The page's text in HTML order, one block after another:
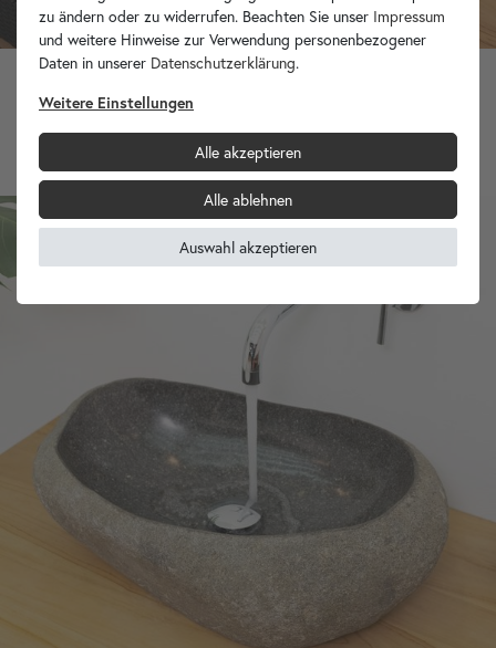
Fossiles Holz Waschbecken 57 x 42 x 15 cm
699,90 €
zu ändern oder zu widerrufen. Beachten Sie unser Impressum
und weitere Hinweise zur Verwendung personenbezogener
Daten in unserer Daten­schutz­erklärung.
Weitere Einstellungen
Alle akzeptieren
Alle ablehnen
Auswahl akzeptieren